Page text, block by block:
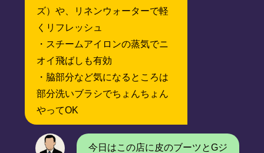
ズ）や、リネンウォーターで軽
くリフレッシュ
・スチームアイロンの蒸気でニ
オイ飛ばしも有効
・脇部分など気になるところは
部分洗いブラシでちょんちょん
やってOK
今日はこの店に皮のブーツとGジ